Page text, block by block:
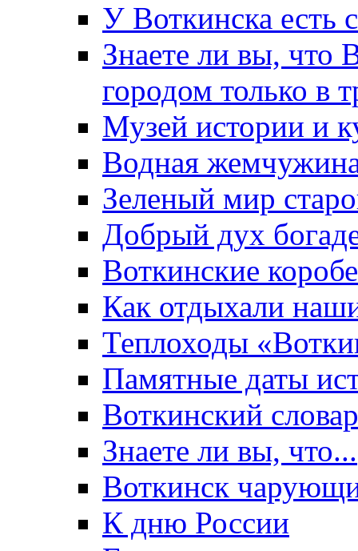
У Воткинска есть
Знаете ли вы, что
городом только в
Музей истории и
Водная
Зеленый мир
Добрый дух
Воткинские
Как отдыхали
Теплоходы
Памятные даты
Воткинский
Знаете ли вы, что...
Воткинск
К дню России